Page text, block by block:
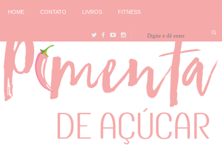
HOME CONTATO LIVROS FITNESS